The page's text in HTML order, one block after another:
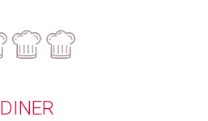
DINER